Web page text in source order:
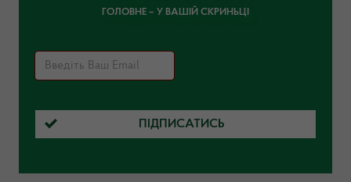
ГОЛОВНЕ – У ВАШІЙ СКРИНЬЦІ
ПІДПИСАТИСЬ